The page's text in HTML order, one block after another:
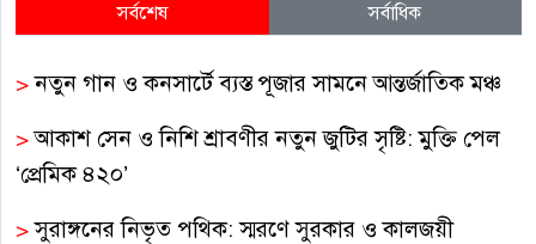
সর্বশেষ সর্বাধিক
>নতুন গান ও কনসার্টে ব্যস্ত পূজার সামনে আন্তর্জাতিক মঞ্চ
>আকাশ সেন ও নিশি শ্রাবণীর নতুন জুটির সৃষ্টি: মুক্তি পেল
‘প্রেমিক ৪২০’
>সুরাঙ্গনের নিভৃত পথিক: স্মরণে সুরকার ও কালজয়ী